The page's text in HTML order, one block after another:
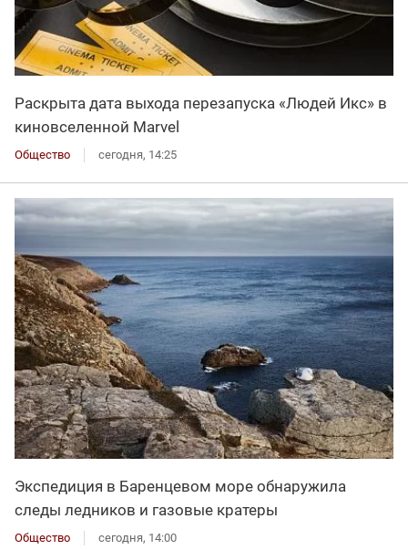
Раскрыта дата выхода перезапуска «Людей Икс» в
киновселенной Marvel
Общество сегодня, 14:25
Экспедиция в Баренцевом море обнаружила
следы ледников и газовые кратеры
Общество сегодня, 14:00